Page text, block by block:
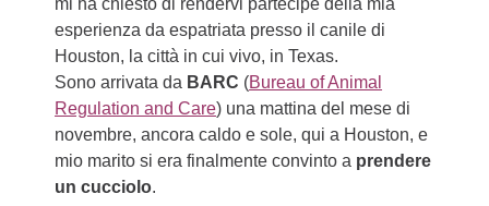
mi ha chiesto di rendervi partecipe della mia
esperienza da espatriata presso il canile di
Houston, la città in cui vivo, in Texas.
Sono arrivata da BARC (Bureau of Animal
Regulation and Care) una mattina del mese di
novembre, ancora caldo e sole, qui a Houston, e
mio marito si era finalmente convinto a prendere
un cucciolo.